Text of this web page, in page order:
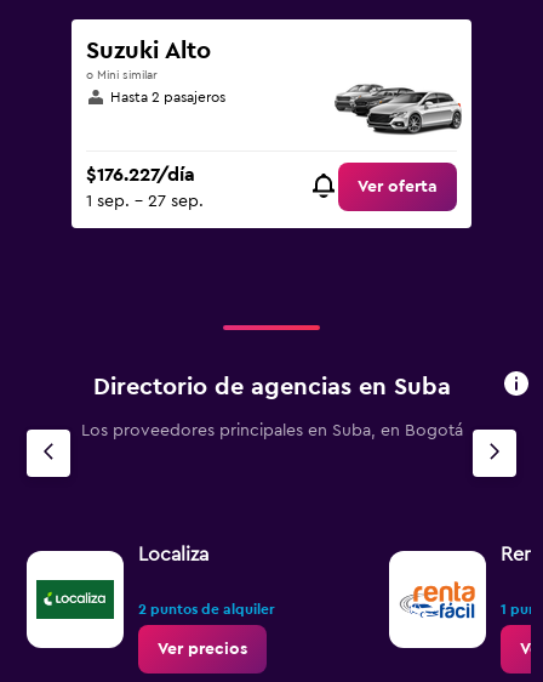
Suzuki Alto
o Mini similar
Hasta 2 pasajeros
$176.227/día
1 sep. - 27 sep.
Ver oferta
Directorio de agencias en Suba
Los proveedores principales en Suba, en Bogotá
Localiza
2 puntos de alquiler
Ver precios
1